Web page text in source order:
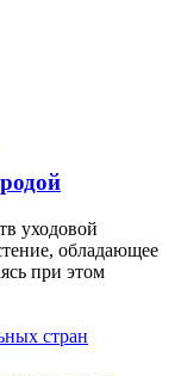
уходовой
обладающее
при этом